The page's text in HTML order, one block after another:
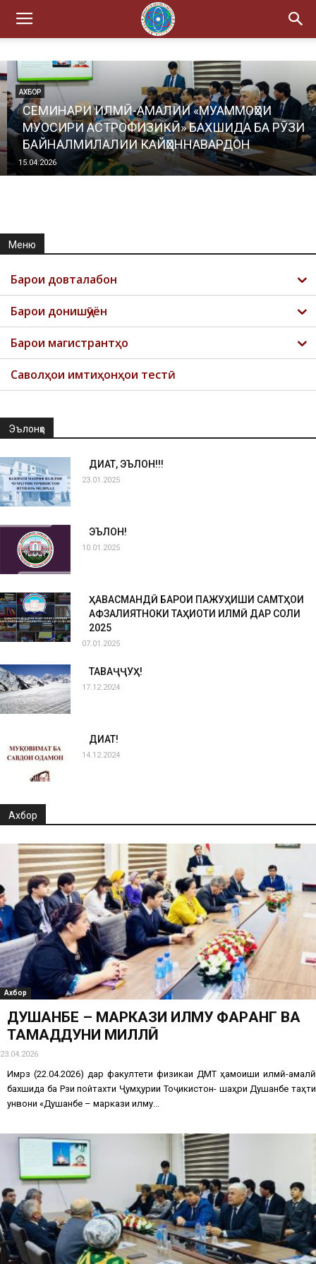
АХБОР
СЕМИНАРИ ИЛМӢ-АМАЛИИ «МУАММОҲОИ
МУОСИРИ АСТРОФИЗИКӢ» БАХШИДА БА РӮЗИ
БАЙНАЛМИЛАЛИИ КАЙҲОННАВАРДОН
15.04.2026
Меню
Барои довталабон
Барои донишҷӯён
Барои магистрантҳо
Саволҳои имтиҳонҳои тестӣ
Эълонҳо
ДИҚҚАТ, ЭЪЛОН!!!
23.01.2025
ЭЪЛОН!
10.01.2025
ҲАВАСМАНДӢ БАРОИ ПАЖУҲИШИ САМТҲОИ
АФЗАЛИЯТНОКИ ТАҲҚИҚОТИ ИЛМӢ ДАР СОЛИ
2025
07.01.2025
ТАВАҶҶУҲ!
17.12.2024
ДИҚҚАТ!
14.12.2024
Ахбор
Ахбор
ДУШАНБЕ – МАРКАЗИ ИЛМУ ФАРҲАНГ ВА
ТАМАДДУНИ МИЛЛӢ
23.04.2026
Имрӯз (22.04.2026) дар факултети физикаи ДМТ ҳамоиши илмӣ-амалӣ
бахшида ба Рӯзи пойтахти Ҷумҳурии Тоҷикистон- шаҳри Душанбе таҳти
унвони «Душанбе – маркази илму...